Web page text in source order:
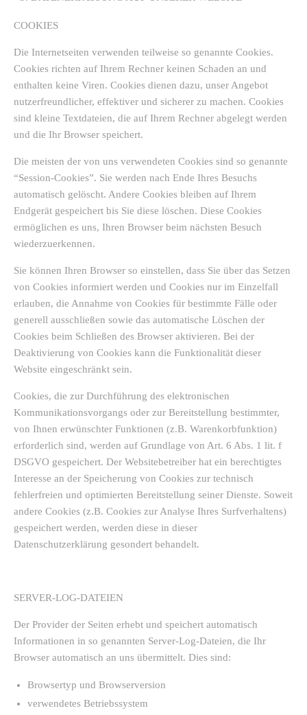
COOKIES
Die Internetseiten verwenden teilweise so genannte Cookies.
Cookies richten auf Ihrem Rechner keinen Schaden an und
enthalten keine Viren. Cookies dienen dazu, unser Angebot
nutzerfreundlicher, effektiver und sicherer zu machen. Cookies
sind kleine Textdateien, die auf Ihrem Rechner abgelegt werden
und die Ihr Browser speichert.
Die meisten der von uns verwendeten Cookies sind so genannte
“Session-Cookies”. Sie werden nach Ende Ihres Besuchs
automatisch gelöscht. Andere Cookies bleiben auf Ihrem
Endgerät gespeichert bis Sie diese löschen. Diese Cookies
ermöglichen es uns, Ihren Browser beim nächsten Besuch
wiederzuerkennen.
Sie können Ihren Browser so einstellen, dass Sie über das Setzen
von Cookies informiert werden und Cookies nur im Einzelfall
erlauben, die Annahme von Cookies für bestimmte Fälle oder
generell ausschließen sowie das automatische Löschen der
Cookies beim Schließen des Browser aktivieren. Bei der
Deaktivierung von Cookies kann die Funktionalität dieser
Website eingeschränkt sein.
Cookies, die zur Durchführung des elektronischen
Kommunikationsvorgangs oder zur Bereitstellung bestimmter,
von Ihnen erwünschter Funktionen (z.B. Warenkorbfunktion)
erforderlich sind, werden auf Grundlage von Art. 6 Abs. 1 lit. f
DSGVO gespeichert. Der Websitebetreiber hat ein berechtigtes
Interesse an der Speicherung von Cookies zur technisch
fehlerfreien und optimierten Bereitstellung seiner Dienste. Soweit
andere Cookies (z.B. Cookies zur Analyse Ihres Surfverhaltens)
gespeichert werden, werden diese in dieser
Datenschutzerklärung gesondert behandelt.
SERVER-LOG-DATEIEN
Der Provider der Seiten erhebt und speichert automatisch
Informationen in so genannten Server-Log-Dateien, die Ihr
Browser automatisch an uns übermittelt. Dies sind:
Browsertyp und Browserversion
verwendetes Betriebssystem